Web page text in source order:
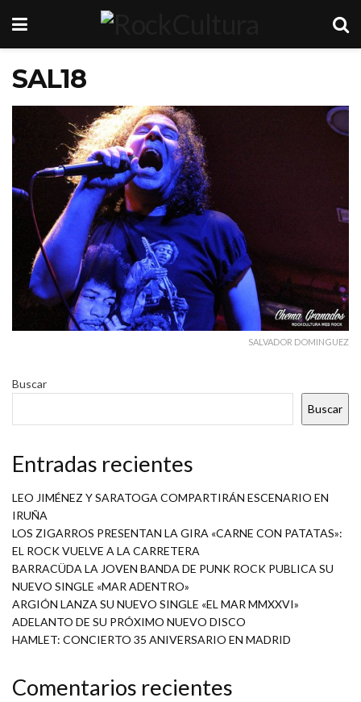
SAL18
SALVADOR DOMINGUEZ
Buscar
Buscar
Entradas recientes
LEO JIMÉNEZ Y SARATOGA COMPARTIRÁN ESCENARIO EN
IRUÑA
LOS ZIGARROS PRESENTAN LA GIRA «CARNE CON PATATAS»:
EL ROCK VUELVE A LA CARRETERA
BARRACÜDA LA JOVEN BANDA DE PUNK ROCK PUBLICA SU
NUEVO SINGLE «MAR ADENTRO»
ARGIÓN LANZA SU NUEVO SINGLE «EL MAR MMXXVI»
ADELANTO DE SU PRÓXIMO NUEVO DISCO
HAMLET: CONCIERTO 35 ANIVERSARIO EN MADRID
Comentarios recientes